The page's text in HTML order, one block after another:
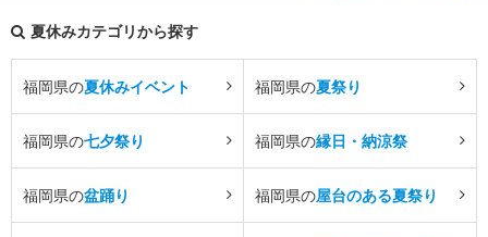
夏休みカテゴリから探す
福岡県の夏休みイベント 福岡県の夏祭り
福岡県の七夕祭り 福岡県の縁日・納涼祭
福岡県の盆踊り 福岡県の屋台のある夏祭り